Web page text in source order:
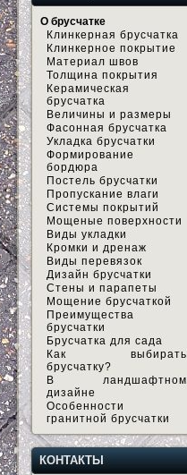
О брусчатке
Клинкерная брусчатка
Клинкерное покрытие
Материал швов
Толщина покрытия
Керамическая
брусчатка
Величины и размеры
Фасонная брусчатка
Укладка брусчатки
Формирование
бордюра
Постель брусчатки
Пропускание влаги
Системы покрытий
Мощеные поверхности
Виды укладки
Кромки и дренаж
Виды перевязок
Дизайн брусчатки
Стены и парапеты
Мощение брусчаткой
Преимущества
брусчатки
Брусчатка для сада
Как выбирать
брусчатку?
В ландшафтном
дизайне
Особенности
гранитной брусчатки
КОНТАКТЫ